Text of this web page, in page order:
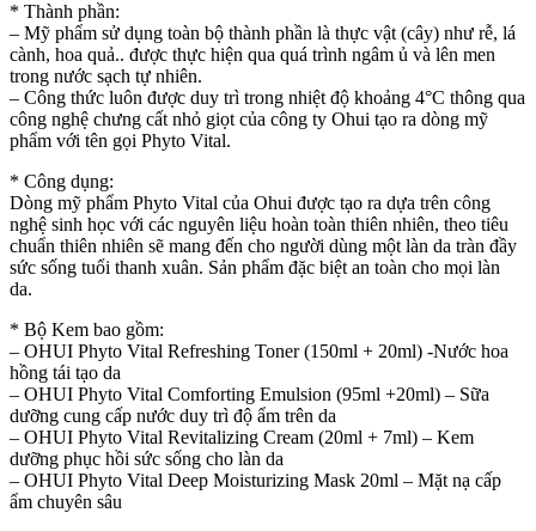
BỘ
KEM
DƯỠNG
THẢO
DƯỢC
CẢI
THIỆN
NHĂN
-
4
LOẠI
OHUI
PHYTO
quantity
* Thành phần:
– Mỹ phẩm sử dụng toàn bộ thành phần là thực vật (cây) như rễ, lá
cành, hoa quả.. được thực hiện qua quá trình ngâm ủ và lên men
trong nước sạch tự nhiên.
– Công thức luôn được duy trì trong nhiệt độ khoảng 4°C thông qua
công nghệ chưng cất nhỏ giọt của công ty Ohui tạo ra dòng mỹ
phẩm với tên gọi Phyto Vital.
* Công dụng:
Dòng mỹ phẩm Phyto Vital của Ohui được tạo ra dựa trên công
nghệ sinh học với các nguyên liệu hoàn toàn thiên nhiên, theo tiêu
chuẩn thiên nhiên sẽ mang đến cho người dùng một làn da tràn đầy
sức sống tuổi thanh xuân. Sản phẩm đặc biệt an toàn cho mọi làn
da.
* Bộ Kem bao gồm:
– OHUI Phyto Vital Refreshing Toner (150ml + 20ml) -Nước hoa
hồng tái tạo da
– OHUI Phyto Vital Comforting Emulsion (95ml +20ml) – Sữa
dưỡng cung cấp nước duy trì độ ẩm trên da
– OHUI Phyto Vital Revitalizing Cream (20ml + 7ml) – Kem
dưỡng phục hồi sức sống cho làn da
– OHUI Phyto Vital Deep Moisturizing Mask 20ml – Mặt nạ cấp
ẩm chuyên sâu